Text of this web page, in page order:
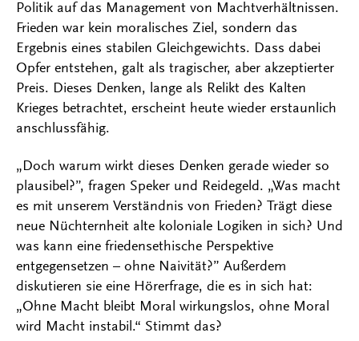
Politik auf das Management von Machtverhältnissen.
Frieden war kein moralisches Ziel, sondern das
Ergebnis eines stabilen Gleichgewichts. Dass dabei
Opfer entstehen, galt als tragischer, aber akzeptierter
Preis. Dieses Denken, lange als Relikt des Kalten
Krieges betrachtet, erscheint heute wieder erstaunlich
anschlussfähig.
„Doch warum wirkt dieses Denken gerade wieder so
plausibel?”, fragen Speker und Reidegeld. „Was macht
es mit unserem Verständnis von Frieden? Trägt diese
neue Nüchternheit alte koloniale Logiken in sich? Und
was kann eine friedensethische Perspektive
entgegensetzen – ohne Naivität?” Außerdem
diskutieren sie eine Hörerfrage, die es in sich hat:
„Ohne Macht bleibt Moral wirkungslos, ohne Moral
wird Macht instabil.“ Stimmt das?